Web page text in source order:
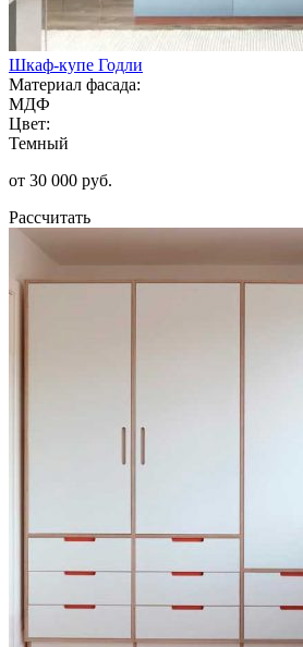
Шкаф-купе Годли
Материал фасада:
МДФ
Цвет:
Темный
от 30 000 руб.
Рассчитать